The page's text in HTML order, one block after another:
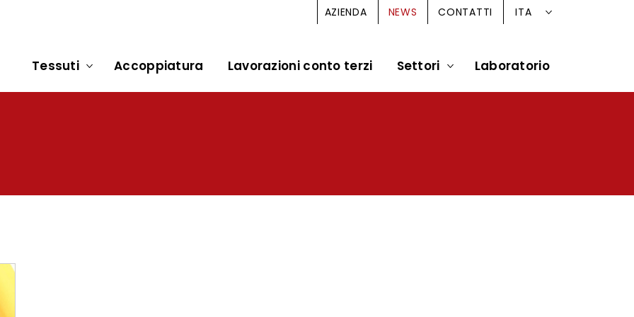
ITA
AZIENDA NEWS CONTATTI
Tessuti Accoppiatura Lavorazioni conto terzi Settori Laboratorio